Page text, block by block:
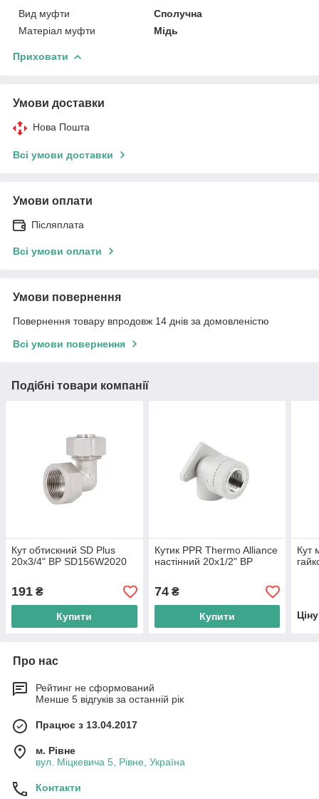
Вид муфти
Сполучна
Матеріал муфти
Мідь
Приховати
Умови доставки
Нова Пошта
Всі умови доставки
Умови оплати
Післяплата
Всі умови оплати
Умови повернення
Повернення товару впродовж 14 днів за домовленістю
Всі умови повернення
Подібні товари компанії
Кут обтискний SD Plus
20х3/4" ВР SD156W2020
191 ₴
Купити
Кутик PPR Thermo Alliance
настінний 20х1/2" ВР
74₴
Купити
Кут
Про нас
Рейтинг не сформований
Менше 5 відгуків за останній рік
Працює з 13.04.2017
м. Рівне
вул. Міцкевича 5, Рівне, Україна
Контакти